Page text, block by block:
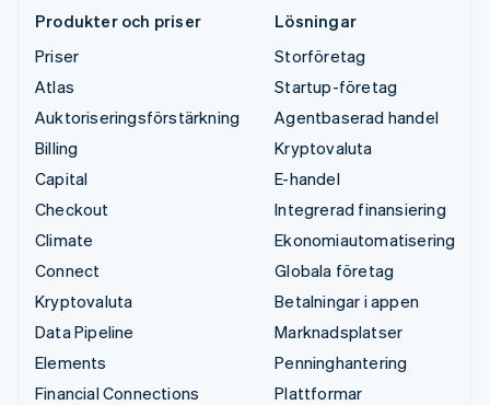
Produkter och priser
Priser
Atlas
Auktoriseringsförstärkning
Billing
Capital
Checkout
Climate
Connect
Kryptovaluta
Data Pipeline
Elements
Financial Connections
Lösningar
Storföretag
Startup-företag
Agentbaserad handel
Kryptovaluta
E-handel
Integrerad finansiering
Ekonomiautomatisering
Globala företag
Betalningar i appen
Marknadsplatser
Penninghantering
Plattformar